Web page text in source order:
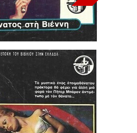
ΒΙΕΝΝΗ ΝΟ 1596***
Τιμή: 3,90 €